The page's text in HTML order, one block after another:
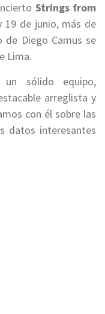
Strings from
19 de junio, más de
de Diego Camus se
Lima.
sólido equipo,
arreglista y
con él sobre las
datos interesantes